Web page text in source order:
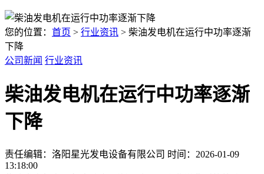
您的位置： 首页 > 行业资讯 > 柴油发电机在运行中功率逐渐
下降
公司新闻 行业资讯
柴油发电机在运行中功率逐渐
下降
责任编辑：洛阳星光发电设备有限公司 时间：2026-01-09
13:18:00